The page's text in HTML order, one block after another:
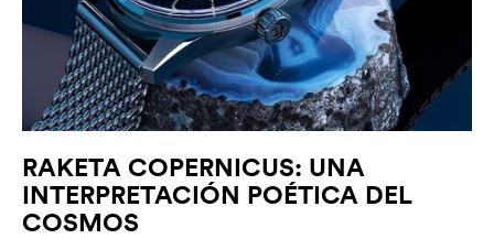
RAKETA COPERNICUS: UNA
INTERPRETACIÓN POÉTICA DEL
COSMOS